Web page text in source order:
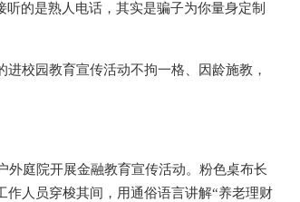
的是熟人电话，其实是骗子为你量身定制
校园教育宣传活动不拘一格、因龄施教，
外庭院开展金融教育宣传活动。粉色桌布长
人员穿梭其间，用通俗语言讲解“养老理财